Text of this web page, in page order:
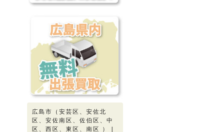
広島市（安芸区、安佐北
区、安佐南区、佐伯区、中
区、西区、東区、南区 ） |